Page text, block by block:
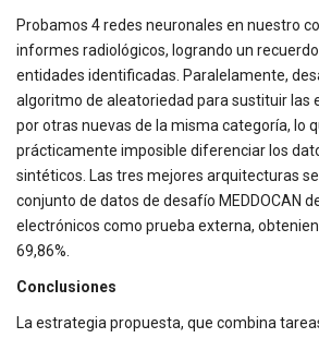
Probamos 4 redes neuronales en nuestro
informes radiológicos, logrando un recuerdo
entidades identificadas. Paralelamente,
algoritmo de aleatoriedad para sustituir las
por otras nuevas de la misma categoría, lo
prácticamente imposible diferenciar los
sintéticos. Las tres mejores arquitecturas
conjunto de datos de desafío MEDDOCAN
electrónicos como prueba externa,
69,86%.
Conclusiones
La estrategia propuesta, que combina